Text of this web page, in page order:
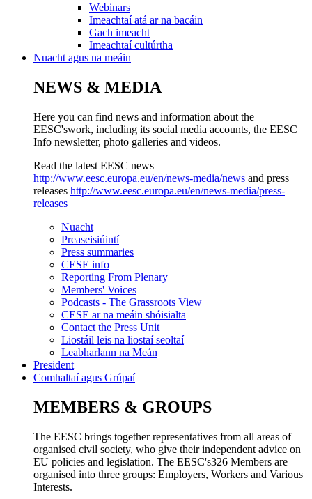
Webinars
Imeachtaí atá ar na bacáin
Gach imeacht
Imeachtaí cultúrtha
Nuacht agus na meáin
NEWS & MEDIA
Here you can find news and information about the
EESC'swork, including its social media accounts, the EESC
Info newsletter, photo galleries and videos.
Read the latest EESC news
http://www.eesc.europa.eu/en/news-media/news and press
releases http://www.eesc.europa.eu/en/news-media/press-
releases
Nuacht
Preaseisiúintí
Press summaries
CESE info
Reporting From Plenary
Members' Voices
Podcasts - The Grassroots View
CESE ar na meáin shóisialta
Contact the Press Unit
Liostáil leis na liostaí seoltaí
Leabharlann na Meán
President
Comhaltaí agus Grúpaí
MEMBERS & GROUPS
The EESC brings together representatives from all areas of
organised civil society, who give their independent advice on
EU policies and legislation. The EESC's326 Members are
organised into three groups: Employers, Workers and Various
Interests.